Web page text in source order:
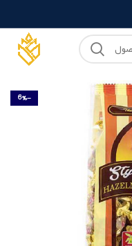
-6%